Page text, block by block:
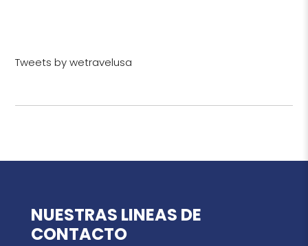
Tweets by wetravelusa
NUESTRAS LINEAS DE
CONTACTO